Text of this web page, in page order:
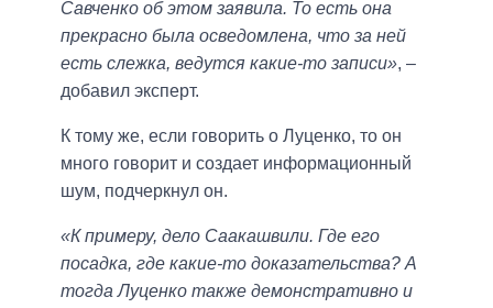
Савченко об этом заявила. То есть она
прекрасно была осведомлена, что за ней
есть слежка, ведутся какие-то записи», –
добавил эксперт.
К тому же, если говорить о Луценко, то он
много говорит и создает информационный
шум, подчеркнул он.
«К примеру, дело Саакашвили. Где его
посадка, где какие-то доказательства? А
тогда Луценко также демонстративно и